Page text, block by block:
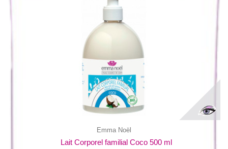
Emma Noël
Lait Corporel familial Coco 500 ml